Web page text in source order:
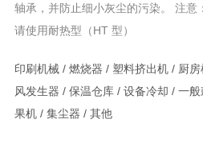
轴承，并防止细小灰尘的污染。 注意
请使用耐热型（HT 型）
印刷机械 / 燃烧器 / 塑料挤出机 / 厨
风发生器 / 保温仓库 / 设备冷却 / 一
果机 / 集尘器 / 其他